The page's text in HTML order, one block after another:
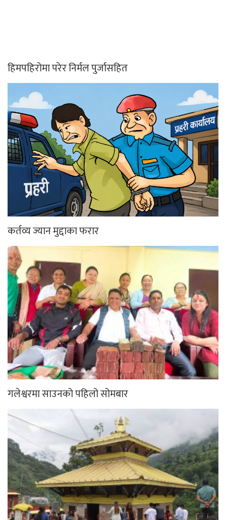
हिमपहिरोमा परेर निर्मल पुर्जासहित
कर्तव्य ज्यान मुद्दाका फरार
गलेश्वरमा साउनको पहिलो सोमबार